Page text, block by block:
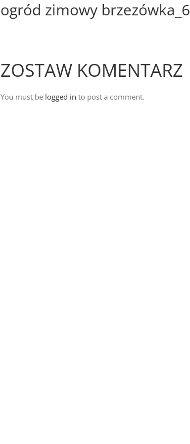
ogród zimowy brzezówka_6
ZOSTAW KOMENTARZ
You must be logged in to post a comment.